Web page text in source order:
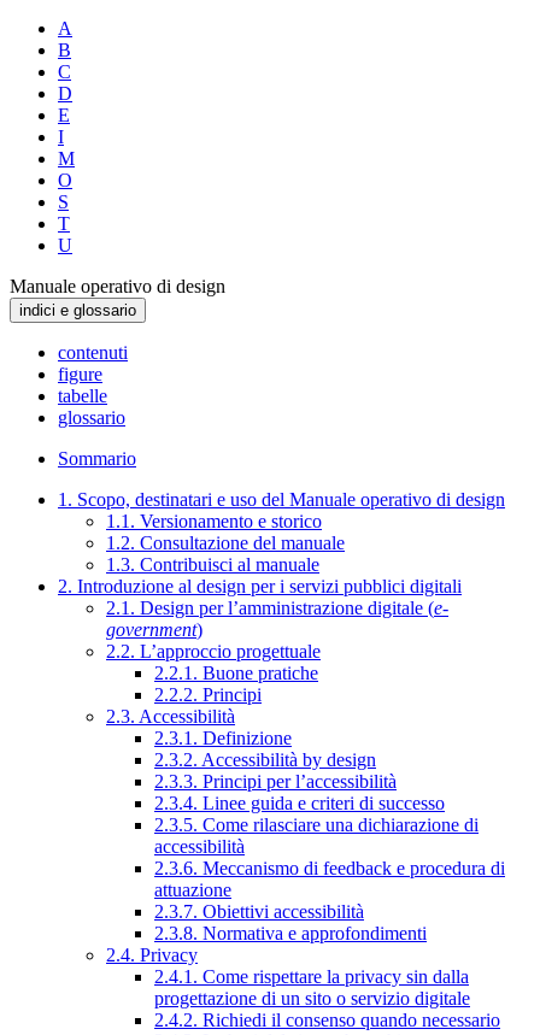
A
B
C
D
E
I
M
O
S
T
U
Manuale operativo di design
indici e glossario
contenuti
figure
tabelle
glossario
Sommario
1. Scopo, destinatari e uso del Manuale operativo di design
1.1. Versionamento e storico
1.2. Consultazione del manuale
1.3. Contribuisci al manuale
2. Introduzione al design per i servizi pubblici digitali
2.1. Design per l’amministrazione digitale (e-
government)
2.2. L’approccio progettuale
2.2.1. Buone pratiche
2.2.2. Principi
2.3. Accessibilità
2.3.1. Definizione
2.3.2. Accessibilità by design
2.3.3. Principi per l’accessibilità
2.3.4. Linee guida e criteri di successo
2.3.5. Come rilasciare una dichiarazione di
accessibilità
2.3.6. Meccanismo di feedback e procedura di
attuazione
2.3.7. Obiettivi accessibilità
2.3.8. Normativa e approfondimenti
2.4. Privacy
2.4.1. Come rispettare la privacy sin dalla
progettazione di un sito o servizio digitale
2.4.2. Richiedi il consenso quando necessario